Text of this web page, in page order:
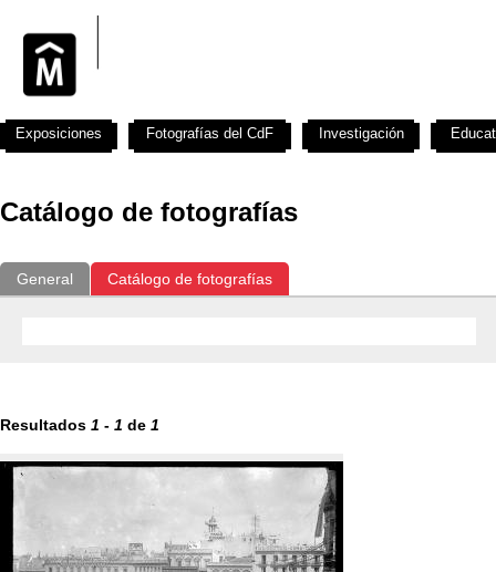
Catálogo de fotografías
General Catálogo de fotografías
Resultados 1 - 1 de 1
Exposiciones Fotografías del CdF Investigación